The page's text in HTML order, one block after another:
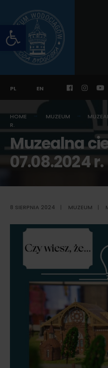
Otwórz pasek narzędzi
to
content
PL EN
HOME MUZEUM
R.
Muzealna
07.08.2024 r.
8 SIERPNIA 2024 | MUZEUM |
for: